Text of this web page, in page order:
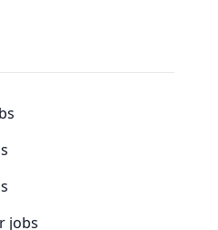
jobs